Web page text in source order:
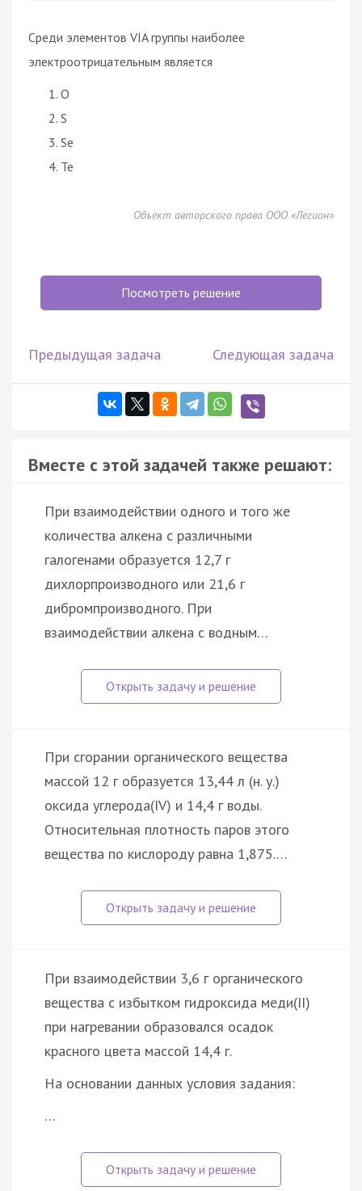
Среди элементов VIA группы наиболее
электроотрицательным является
O
S
Se
Te
Объект авторского права ООО «Легион»
Посмотреть решение
Предыдущая задача Следующая задача
Вместе с этой задачей также решают:
При взаимодействии одного и того же
количества алкена с различными
галогенами образуется 12,7 г
дихлорпроизводного или 21,6 г
дибромпроизводного. При
взаимодействии алкена с водным…
При сгорании органического вещества
массой 12 г образуется 13,44 л (н. у.)
оксида углерода(IV) и 14,4 г воды.
Относительная плотность паров этого
вещества по кислороду равна 1,875.…
При взаимодействии 3,6 г органического
вещества с избытком гидроксида меди(II)
при нагревании образовался осадок
красного цвета массой 14,4 г.
На основании данных условия задания:
…